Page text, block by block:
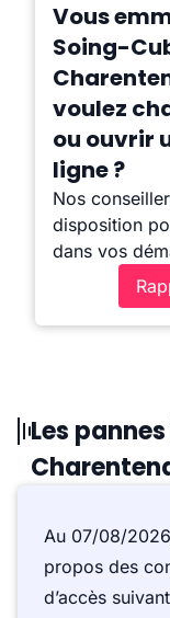
Vous
Soing-
voulez
ou ouvrir
ligne ?
Nos
disposition
dans vos
Les
Au 07/08/
propos des
d’accès